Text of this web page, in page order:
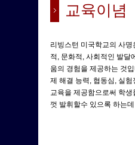
교육이념
리빙스턴 미국학교의 사
적, 문화적, 사회적인 발달
움의 경험을 제공하는 것
제 해결 능력, 협동심, 실
교육을 제공함으로써 학
껏 발휘할수 있으록 하는